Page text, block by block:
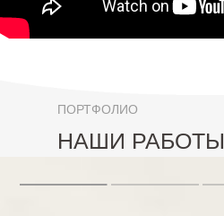
ПОРТФОЛИО
НАШИ РАБОТЫ